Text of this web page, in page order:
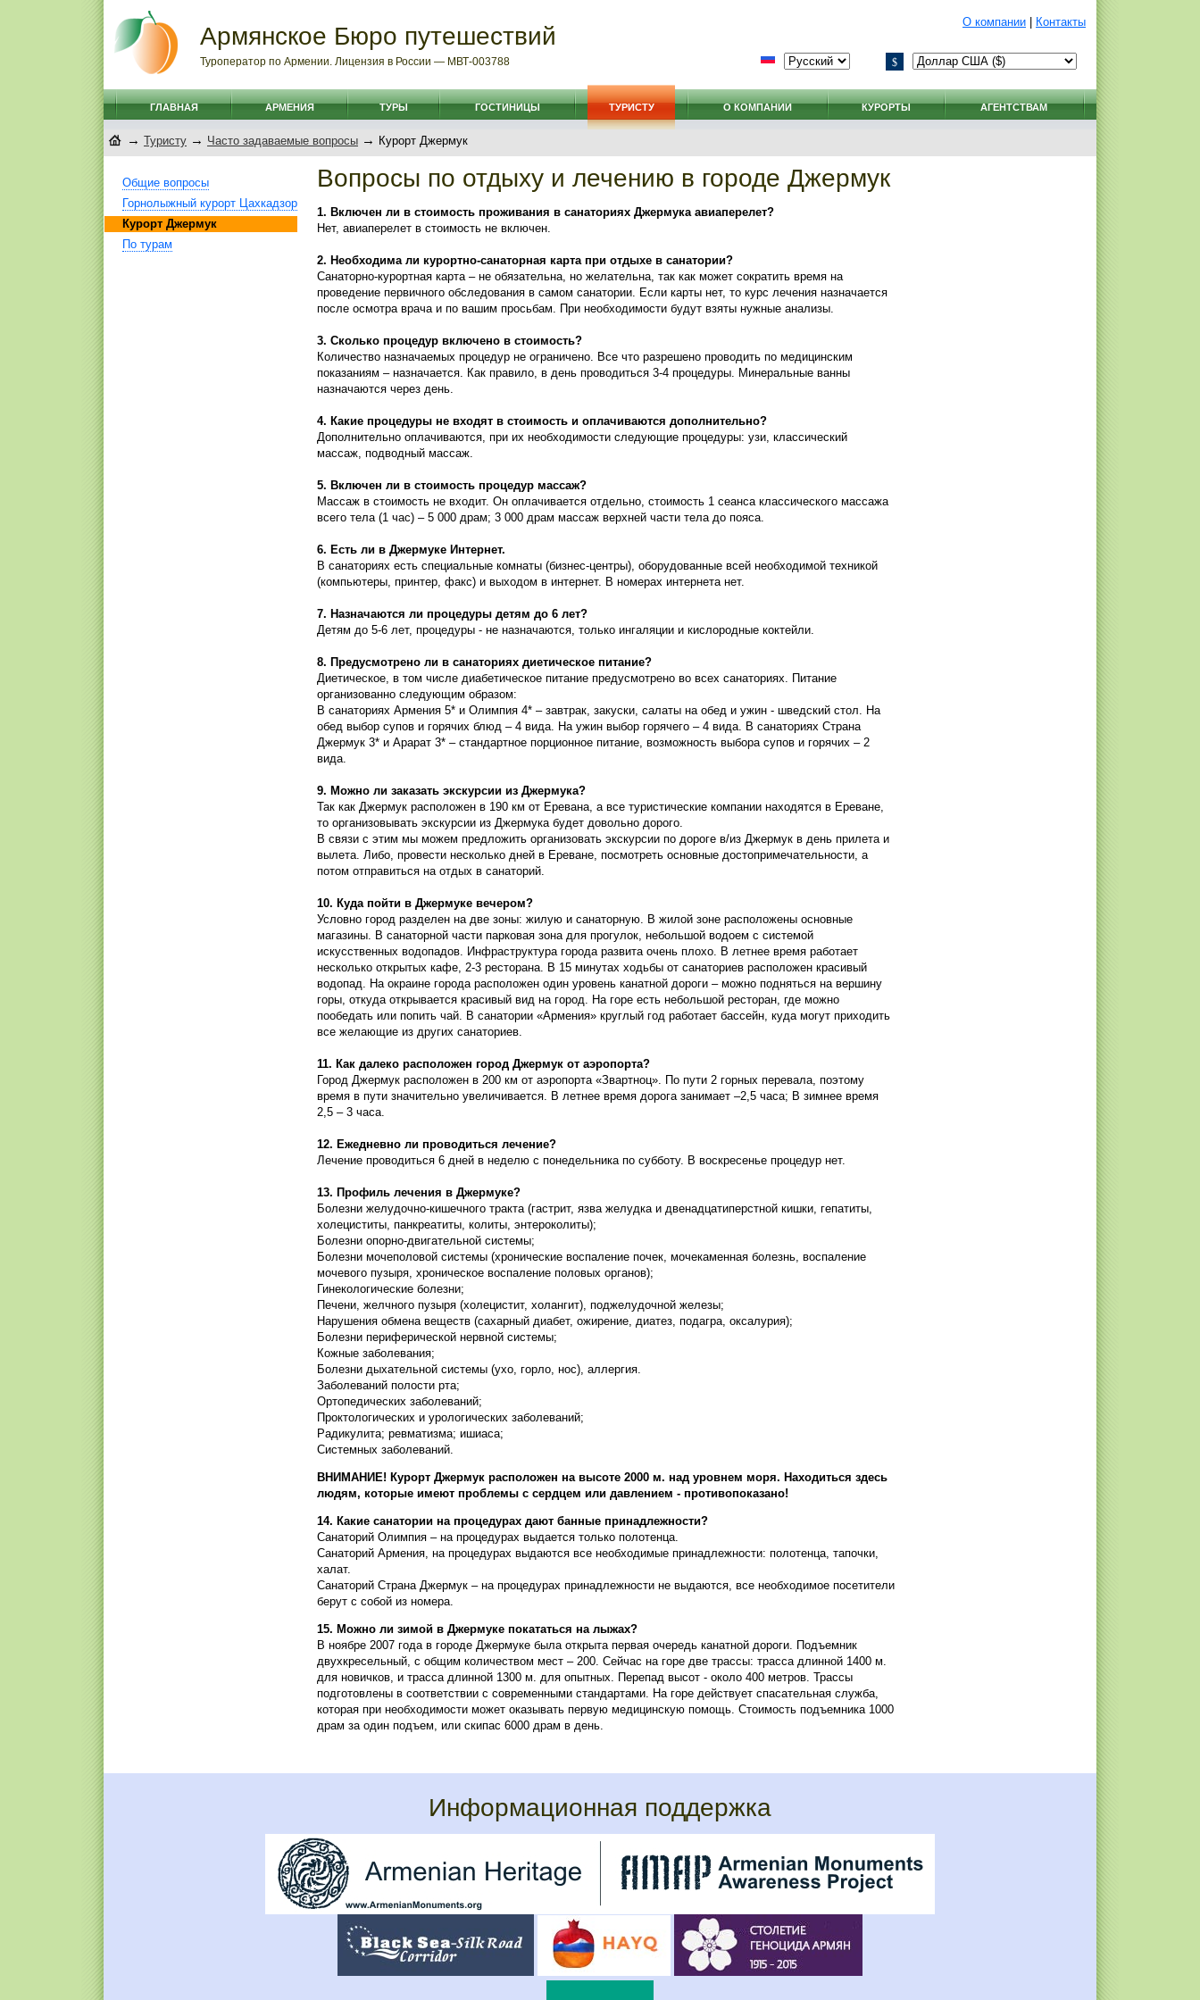
Армянское Бюро путешествий
Туроператор по Армении. Лицензия в России — МВТ-003788
О компании Контакты
$
ГЛАВНАЯ АРМЕНИЯ ТУРЫ ГОСТИНИЦЫ ТУРИСТУ О КОМПАНИИ КУРОРТЫ АГЕНТСТВАМ
→ Туристу → Часто задаваемые вопросы → Курорт Джермук
Общие вопросы
Горнолыжный курорт Цахкадзор
Курорт Джермук
По турам
Вопросы по отдыху и лечению в городе Джермук
1. Включен ли в стоимость проживания в санаториях Джермука авиаперелет?
Нет, авиаперелет в стоимость не включен.
2. Необходима ли курортно-санаторная карта при отдыхе в санатории?
Санаторно-курортная карта – не обязательна, но желательна, так как может сократить время на
проведение первичного обследования в самом санатории. Если карты нет, то курс лечения назначается
после осмотра врача и по вашим просьбам. При необходимости будут взяты нужные анализы.
3. Сколько процедур включено в стоимость?
Количество назначаемых процедур не ограничено. Все что разрешено проводить по медицинским
показаниям – назначается. Как правило, в день проводиться 3-4 процедуры. Минеральные ванны
назначаются через день.
4. Какие процедуры не входят в стоимость и оплачиваются дополнительно?
Дополнительно оплачиваются, при их необходимости следующие процедуры: узи, классический
массаж, подводный массаж.
5. Включен ли в стоимость процедур массаж?
Массаж в стоимость не входит. Он оплачивается отдельно, стоимость 1 сеанса классического массажа
всего тела (1 час) – 5 000 драм; 3 000 драм массаж верхней части тела до пояса.
6. Есть ли в Джермуке Интернет.
В санаториях есть специальные комнаты (бизнес-центры), оборудованные всей необходимой техникой
(компьютеры, принтер, факс) и выходом в интернет. В номерах интернета нет.
7. Назначаются ли процедуры детям до 6 лет?
Детям до 5-6 лет, процедуры - не назначаются, только ингаляции и кислородные коктейли.
8. Предусмотрено ли в санаториях диетическое питание?
Диетическое, в том числе диабетическое питание предусмотрено во всех санаториях. Питание
организованно следующим образом:
В санаториях Армения 5* и Олимпия 4* – завтрак, закуски, салаты на обед и ужин - шведский стол. На
обед выбор супов и горячих блюд – 4 вида. На ужин выбор горячего – 4 вида. В санаториях Страна
Джермук 3* и Арарат 3* – стандартное порционное питание, возможность выбора супов и горячих – 2
вида.
9. Можно ли заказать экскурсии из Джермука?
Так как Джермук расположен в 190 км от Еревана, а все туристические компании находятся в Ереване,
то организовывать экскурсии из Джермука будет довольно дорого.
В связи с этим мы можем предложить организовать экскурсии по дороге в/из Джермук в день прилета и
вылета. Либо, провести несколько дней в Ереване, посмотреть основные достопримечательности, а
потом отправиться на отдых в санаторий.
10. Куда пойти в Джермуке вечером?
Условно город разделен на две зоны: жилую и санаторную. В жилой зоне расположены основные
магазины. В санаторной части парковая зона для прогулок, небольшой водоем с системой
искусственных водопадов. Инфраструктура города развита очень плохо. В летнее время работает
несколько открытых кафе, 2-3 ресторана. В 15 минутах ходьбы от санаториев расположен красивый
водопад. На окраине города расположен один уровень канатной дороги – можно подняться на вершину
горы, откуда открывается красивый вид на город. На горе есть небольшой ресторан, где можно
пообедать или попить чай. В санатории «Армения» круглый год работает бассейн, куда могут приходить
все желающие из других санаториев.
11. Как далеко расположен город Джермук от аэропорта?
Город Джермук расположен в 200 км от аэропорта «Звартноц». По пути 2 горных перевала, поэтому
время в пути значительно увеличивается. В летнее время дорога занимает –2,5 часа; В зимнее время
2,5 – 3 часа.
12. Ежедневно ли проводиться лечение?
Лечение проводиться 6 дней в неделю с понедельника по субботу. В воскресенье процедур нет.
13. Профиль лечения в Джермуке?
Болезни желудочно-кишечного тракта (гастрит, язва желудка и двенадцатиперстной кишки, гепатиты,
холециститы, панкреатиты, колиты, энтероколиты);
Болезни опорно-двигательной системы;
Болезни мочеполовой системы (хронические воспаление почек, мочекаменная болезнь, воспаление
мочевого пузыря, хроническое воспаление половых органов);
Гинекологические болезни;
Печени, желчного пузыря (холецистит, холангит), поджелудочной железы;
Нарушения обмена веществ (сахарный диабет, ожирение, диатез, подагра, оксалурия);
Болезни периферической нервной системы;
Кожные заболевания;
Болезни дыхательной системы (ухо, горло, нос), аллергия.
Заболеваний полости рта;
Ортопедических заболеваний;
Проктологических и урологических заболеваний;
Радикулита; ревматизма; ишиаса;
Системных заболеваний.
ВНИМАНИЕ! Курорт Джермук расположен на высоте 2000 м. над уровнем моря. Находиться здесь
людям, которые имеют проблемы с сердцем или давлением - противопоказано!
14. Какие санатории на процедурах дают банные принадлежности?
Санаторий Олимпия – на процедурах выдается только полотенца.
Санаторий Армения, на процедурах выдаются все необходимые принадлежности: полотенца, тапочки,
халат.
Санаторий Страна Джермук – на процедурах принадлежности не выдаются, все необходимое посетители
берут с собой из номера.
15. Можно ли зимой в Джермуке покататься на лыжах?
В ноябре 2007 года в городе Джермуке была открыта первая очередь канатной дороги. Подъемник
двухкресельный, с общим количеством мест – 200. Сейчас на горе две трассы: трасса длинной 1400 м.
для новичков, и трасса длинной 1300 м. для опытных. Перепад высот - около 400 метров. Трассы
подготовлены в соответствии с современными стандартами. На горе действует спасательная служба,
которая при необходимости может оказывать первую медицинскую помощь. Стоимость подъемника 1000
драм за один подъем, или скипас 6000 драм в день.
Информационная поддержка